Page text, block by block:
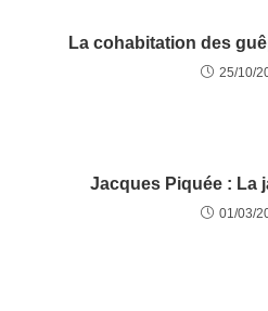
La cohabitation des
25/10/
Jacques Piquée : La
01/03/